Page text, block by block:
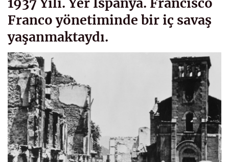
1937 Yılı. Yer İspanya. Francisco
Franco yönetiminde bir iç savaş
yaşanmaktaydı.